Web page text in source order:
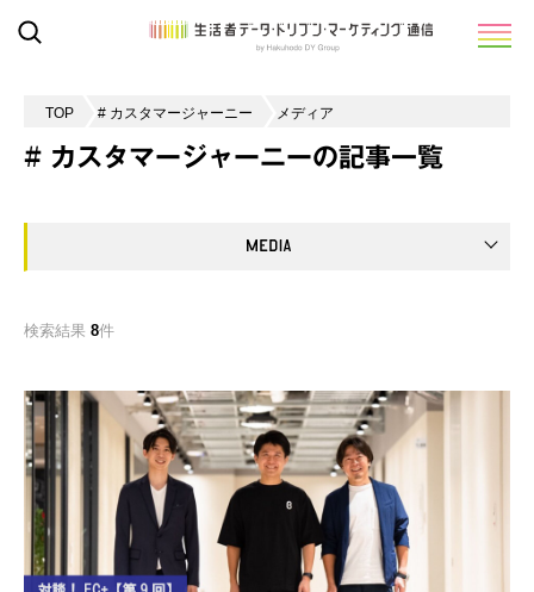
TOP # カスタマージャーニー メディア
# カスタマージャーニーの記事一覧
検索結果 8件